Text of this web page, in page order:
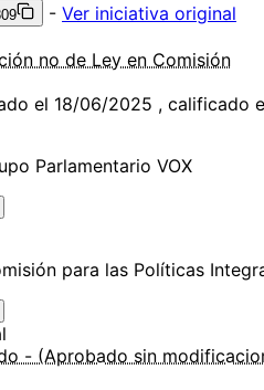
- Ver iniciativa original
no de Ley en Comisión
el 18/06/2025 , calificado
Parlamentario VOX
para las Políticas
- (Aprobado sin